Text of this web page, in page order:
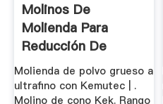
Molinos De
Molienda Para
Reducción De
Tamaño De ...
Molienda de polvo grueso a
ultrafino con Kemutec | .
Molino de cono Kek. Rango